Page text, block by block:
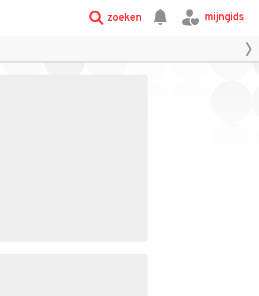
zoeken mijngids